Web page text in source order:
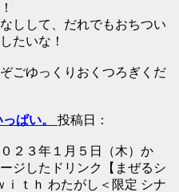
しして、だれでもおちつい
たいな！
ごゆっくりおくつろぎくだ
ぱい。 投稿日：
２３年１月５日（木）か
ジしたドリンク【まぜるシ
ｉｔｈ わたがし＜限定 シナ